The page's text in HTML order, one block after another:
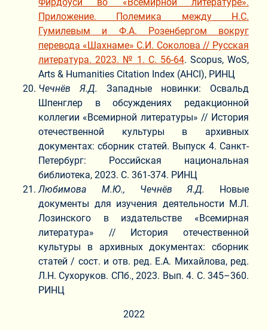
Приложение. Полемика между Н.С.
Гумилевым и Ф.А. Розенбергом вокруг
перевода «Шахнаме» С.И. Соколова // Русская
литература. 2023. № 1. С. 56-64. Scopus, WoS,
Arts & Humanities Citation Index (AHCI), РИНЦ
Чечнёв Я.Д.
Западные новинки: Освальд
Шпенглер в обсуждениях редакционной
коллегии «Всемирной литературы» // История
отечественной культуры в архивных
документах: сборник статей. Выпуск 4. Санкт-
Петербург: Российская национальная
библиотека, 2023. С. 361-374. РИНЦ
Любимова М.Ю., Чечнёв Я.Д.
Новые
документы для изучения деятельности М.Л.
Лозинского в издательстве «Всемирная
литература» // История отечественной
культуры в архивных документах: сборник
статей / сост. и отв. ред. Е.А. Михайлова, ред.
Л.Н. Сухоруков. СПб., 2023. Вып. 4. С. 345–360.
РИНЦ
2022